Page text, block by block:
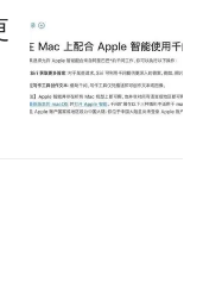
部的电阻无穷
坤解释道。
学研究究竟该